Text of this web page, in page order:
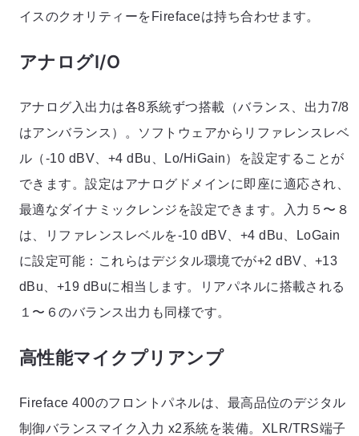
イスのクオリティーをFirefaceは持ち合わせます。
アナログI/O
アナログ入出力は各8系統ずつ搭載（バランス、出力7/8
はアンバランス）。ソフトウェアからリファレンスレベ
ル（-10 dBV、+4 dBu、Lo/HiGain）を設定することが
できます。設定はアナログドメインに即座に適応され、
最適なダイナミックレンジを設定できます。入力５〜８
は、リファレンスレベルを-10 dBV、+4 dBu、LoGain
に設定可能：これらはデジタル環境でが+2 dBV、+13
dBu、+19 dBuに相当します。リアパネルに搭載される
１〜６のバランス出力も同様です。
高性能マイクプリアンプ
Fireface 400のフロントパネルは、最高品位のデジタル
制御バランスマイク入力 x2系統を装備。XLR/TRS端子